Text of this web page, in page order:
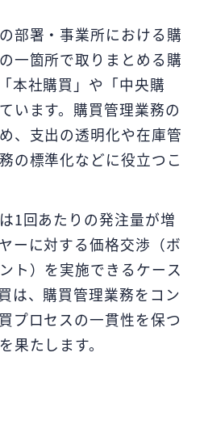
部署・事業所における購
一箇所で取りまとめる購
本社購買」や「中央購
います。購買管理業務の
、支出の透明化や在庫管
の標準化などに役立つこ
1回あたりの発注量が増
ーに対する価格交渉（ボ
ト）を実施できるケース
は、購買管理業務をコン
プロセスの一貫性を保つ
果たします。